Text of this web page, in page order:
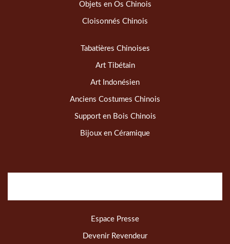
Objets en Os Chinois
Cloisonnés Chinois
Tabatières Chinoises
Art Tibétain
Art Indonésien
Anciens Costumes Chinois
Support en Bois Chinois
Bijoux en Céramique
Espace Presse
Devenir Revendeur